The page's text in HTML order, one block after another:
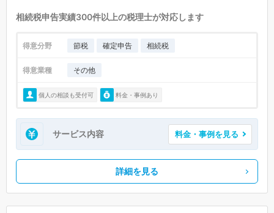
相続税申告実績300件以上の税理士が対応します
得意分野 節税 確定申告 相続税
得意業種 その他
個人の相談も受付可 料金・事例あり
サービス内容 料金・事例を見る
詳細を見る